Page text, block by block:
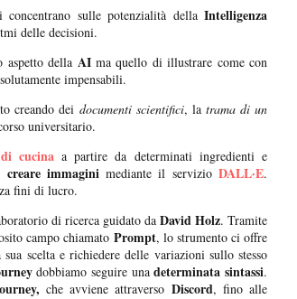
sulle potenzialità della Intelligenza
delle decisioni.
aspetto della AIma quello di illustrare come con
impensabili.
creando dei documenti scientifici, la trama di un
universitario.
cucinaa partire da determinati ingredienti e
creare immaginimediante il servizioDALL·E.
fini di lucro.
di ricerca guidato da David Holz. Tramite
campo chiamato Prompt, lo strumento ci offre
scelta e richiedere delle variazioni sullo stesso
dobbiamo seguire unadeterminata sintassi.
che avviene attraverso Discord, fino alle